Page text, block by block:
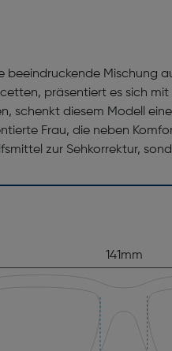
beeindruckende
präsentiert es sich
schenkt diesem Modell
Frau, die neben
zur Sehkorrektur,
141mm